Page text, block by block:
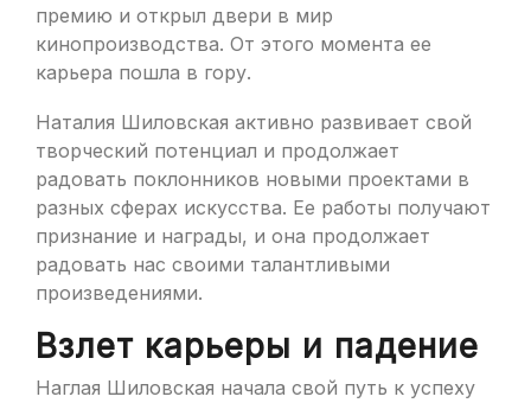
премию и открыл двери в мир
кинопроизводства. От этого момента ее
карьера пошла в гору.
Наталия Шиловская активно развивает свой
творческий потенциал и продолжает
радовать поклонников новыми проектами в
разных сферах искусства. Ее работы получают
признание и награды, и она продолжает
радовать нас своими талантливыми
произведениями.
Взлет карьеры и падение
Наглая Шиловская начала свой путь к успеху